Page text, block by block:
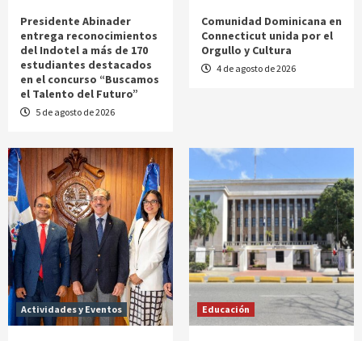
Presidente Abinader
entrega reconocimientos
del Indotel a más de 170
estudiantes destacados
en el concurso “Buscamos
el Talento del Futuro”
5 de agosto de 2026
Comunidad Dominicana en
Connecticut unida por el
Orgullo y Cultura
4 de agosto de 2026
Actividades y Eventos Educación